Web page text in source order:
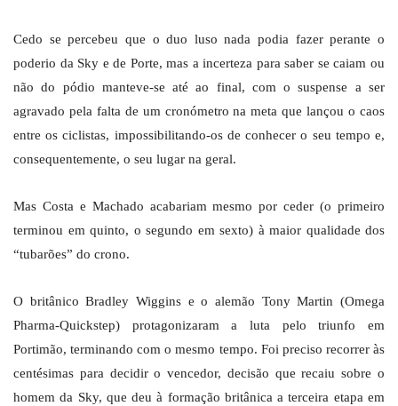
Cedo se percebeu que o duo luso nada podia fazer perante o
poderio da Sky e de Porte, mas a incerteza para saber se caiam ou
não do pódio manteve-se até ao final, com o suspense a ser
agravado pela falta de um cronómetro na meta que lançou o caos
entre os ciclistas, impossibilitando-os de conhecer o seu tempo e,
consequentemente, o seu lugar na geral.
Mas Costa e Machado acabariam mesmo por ceder (o primeiro
terminou em quinto, o segundo em sexto) à maior qualidade dos
“tubarões” do crono.
O britânico Bradley Wiggins e o alemão Tony Martin (Omega
Pharma-Quickstep) protagonizaram a luta pelo triunfo em
Portimão, terminando com o mesmo tempo. Foi preciso recorrer às
centésimas para decidir o vencedor, decisão que recaiu sobre o
homem da Sky, que deu à formação britânica a terceira etapa em